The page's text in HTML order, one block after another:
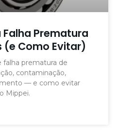
Falha Prematura
(e Como Evitar)
falha prematura de
contaminação,
— e como evitar
Mippei.